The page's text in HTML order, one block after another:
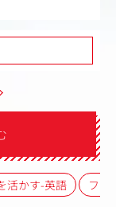
活かす-英語 フレ